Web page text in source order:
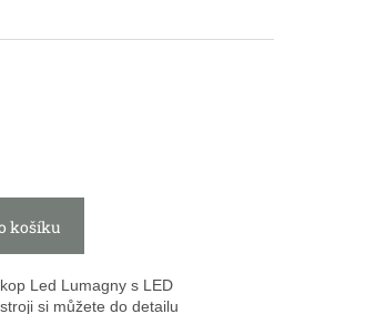
košíku
Led Lumagny s LED
si můžete do detailu